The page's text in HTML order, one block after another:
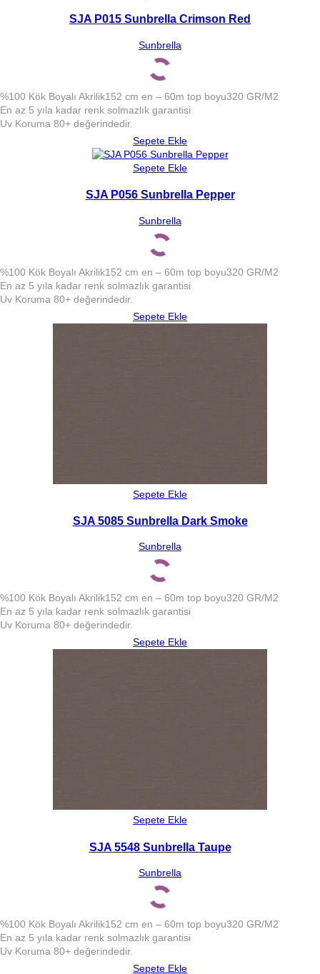
SJA P015 Sunbrella Crimson Red
Sunbrella
%100 Kök Boyalı Akrilik152 cm en – 60m top boyu320 GR/M2
En az 5 yıla kadar renk solmazlık garantisi
Uv Koruma 80+ değerindedir.
Sepete Ekle
Sepete Ekle
SJA P056 Sunbrella Pepper
Sunbrella
%100 Kök Boyalı Akrilik152 cm en – 60m top boyu320 GR/M2
En az 5 yıla kadar renk solmazlık garantisi
Uv Koruma 80+ değerindedir.
Sepete Ekle
Sepete Ekle
SJA 5085 Sunbrella Dark Smoke
Sunbrella
%100 Kök Boyalı Akrilik152 cm en – 60m top boyu320 GR/M2
En az 5 yıla kadar renk solmazlık garantisi
Uv Koruma 80+ değerindedir.
Sepete Ekle
Sepete Ekle
SJA 5548 Sunbrella Taupe
Sunbrella
%100 Kök Boyalı Akrilik152 cm en – 60m top boyu320 GR/M2
En az 5 yıla kadar renk solmazlık garantisi
Uv Koruma 80+ değerindedir.
Sepete Ekle